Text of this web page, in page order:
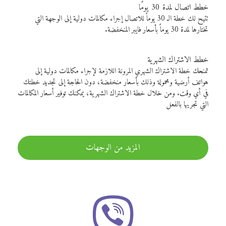
خطط اتصال لمدة 30 يومًا
تتيح لك خطة الـ 30 يوماً للاتصال إجراء مكالمات دولية إلى الوجهة التي
تختارها لمدة 30 يوماً بأسعار فايبر المنخفضة.
خطط الاشتراك الشهرية
تمنحك خطة الاشتراك الشهري المرونة اللازمة لإجراء مكالمات دولية إلى
هواتف أرضية ومحمولة وذلك بأسعار منخفضة، دون الحاجة إلى تجديد خطتك
في أي وقت. ومن خلال خطة الاشتراك الشهرية، يمكنك توفير أسعار المكالمات
التي تجريها بالفعل
المزيد من الوجهات